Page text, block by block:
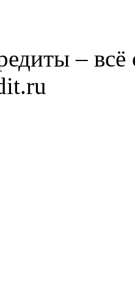
–